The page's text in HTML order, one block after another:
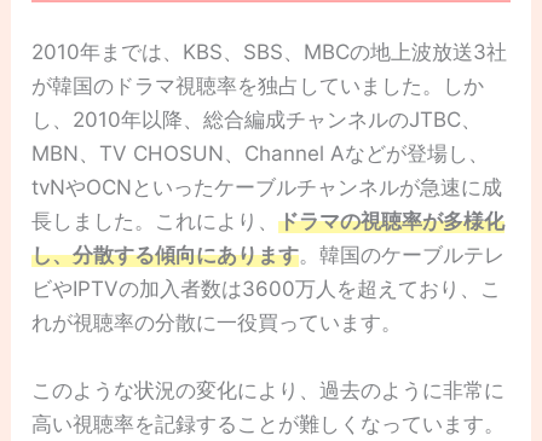
2010年までは、KBS、SBS、MBCの地上波放送3社
が韓国のドラマ視聴率を独占していました。しか
し、2010年以降、総合編成チャンネルのJTBC、
MBN、TV CHOSUN、Channel Aなどが登場し、
tvNやOCNといったケーブルチャンネルが急速に成
長しました。これにより、ドラマの視聴率が多様化
し、分散する傾向にあります。韓国のケーブルテレ
ビやIPTVの加入者数は3600万人を超えており、こ
れが視聴率の分散に一役買っています。
このような状況の変化により、過去のように非常に
高い視聴率を記録することが難しくなっています。